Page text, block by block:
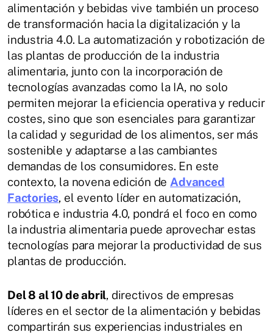
alimentación y bebidas vive también un proceso
de transformación hacia la digitalización y la
industria 4.0. La automatización y robotización de
las plantas de producción de la industria
alimentaria, junto con la incorporación de
tecnologías avanzadas como la IA, no solo
permiten mejorar la eficiencia operativa y reducir
costes, sino que son esenciales para garantizar
la calidad y seguridad de los alimentos, ser más
sostenible y adaptarse a las cambiantes
demandas de los consumidores. En este
contexto, la novena edición de Advanced
Factories, el evento líder en automatización,
robótica e industria 4.0, pondrá el foco en como
la industria alimentaria puede aprovechar estas
tecnologías para mejorar la productividad de sus
plantas de producción.
Del 8 al 10 de abril, directivos de empresas
líderes en el sector de la alimentación y bebidas
compartirán sus experiencias industriales en